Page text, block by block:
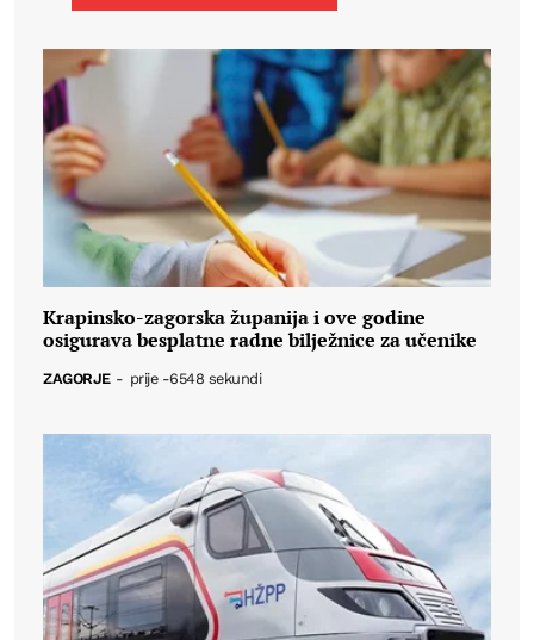
Krapinsko-zagorska županija i ove godine
osigurava besplatne radne bilježnice za učenike
ZAGORJE - prije -6548 sekundi